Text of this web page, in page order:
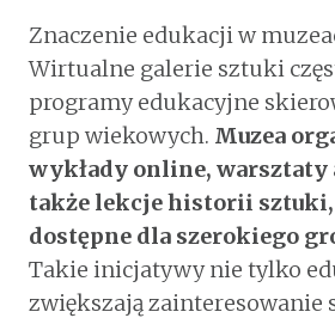
Znaczenie edukacji w
Wirtualne galerie sztuki
programy edukacyjne
grup wiekowych. Muzea
wykłady online, warsztaty
także lekcje historii sztuki,
dostępne dla szerokiego
Takie inicjatywy nie tylko
zwiększają zainteresowanie